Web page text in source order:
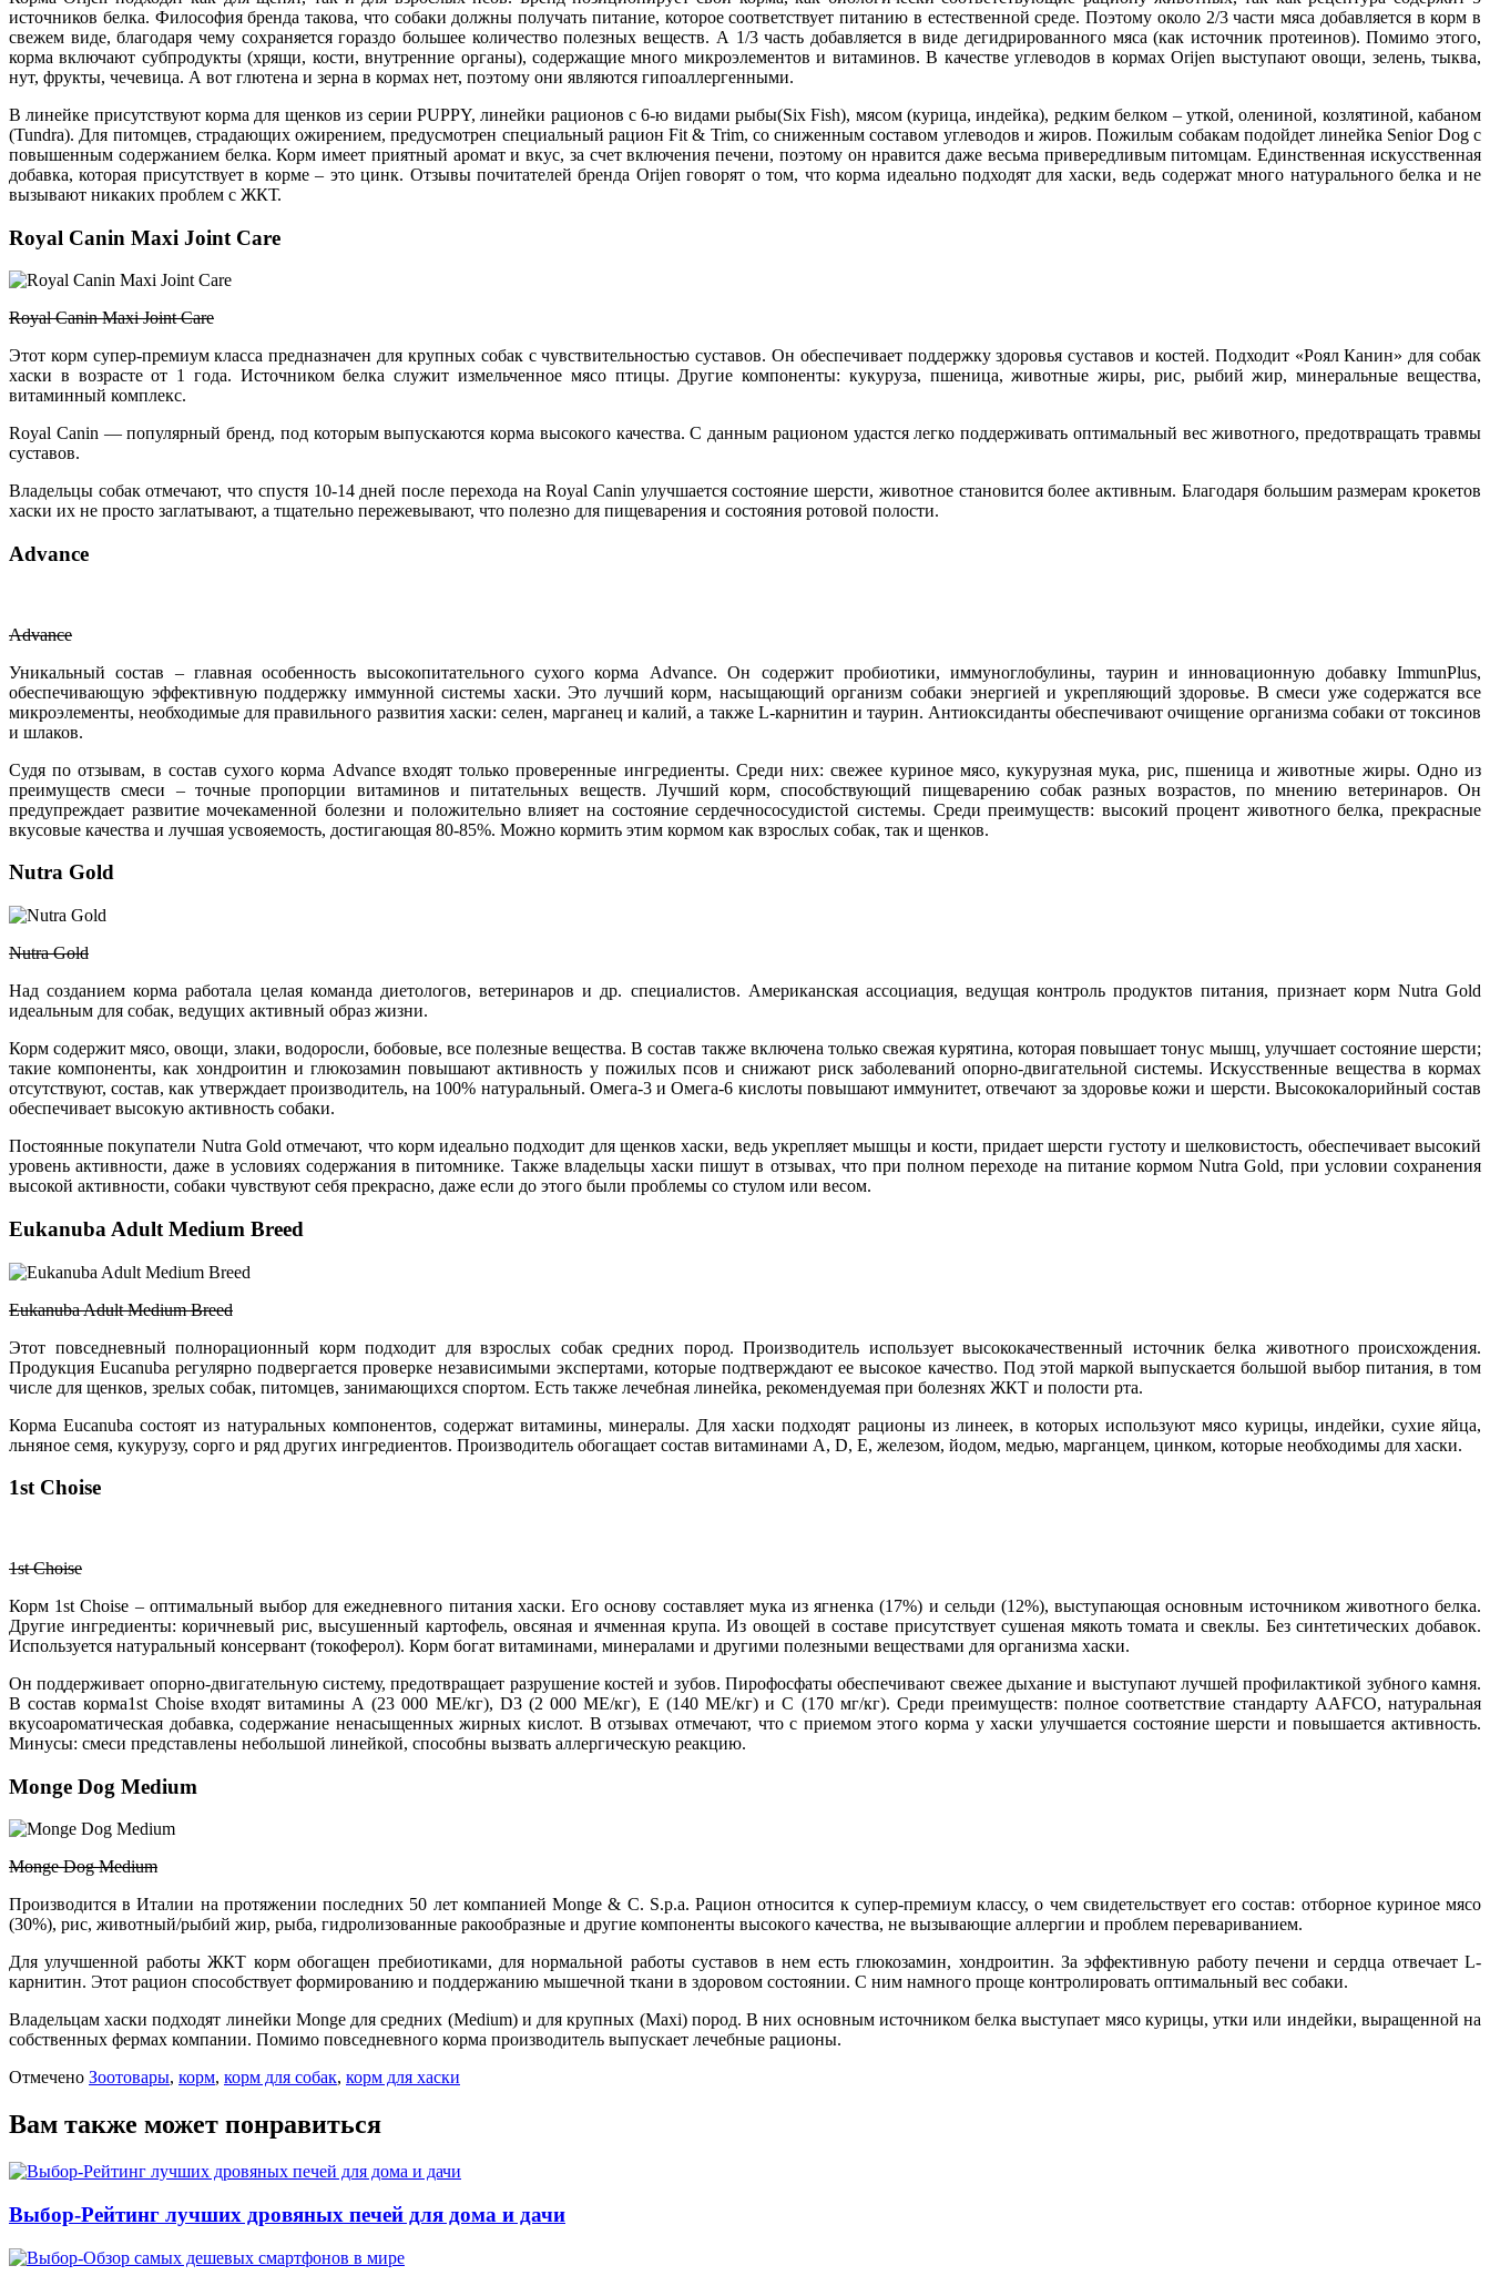
источников белка. Философия бренда такова, что собаки должны получать питание, которое соответствует питанию в естественной среде. Поэтому около 2/3 части мяса добавляется в корм в
свежем виде, благодаря чему сохраняется гораздо большее количество полезных веществ. А 1/3 часть добавляется в виде дегидрированного мяса (как источник протеинов). Помимо этого,
корма включают субпродукты (хрящи, кости, внутренние органы), содержащие много микроэлементов и витаминов. В качестве углеводов в кормах Orijen выступают овощи, зелень, тыква,
нут, фрукты, чечевица. А вот глютена и зерна в кормах нет, поэтому они являются гипоаллергенными.
В линейке присутствуют корма для щенков из серии PUPPY, линейки рационов с 6-ю видами рыбы(Six Fish), мясом (курица, индейка), редким белком – уткой, олениной, козлятиной, кабаном
(Tundra). Для питомцев, страдающих ожирением, предусмотрен специальный рацион Fit & Trim, со сниженным составом углеводов и жиров. Пожилым собакам подойдет линейка Senior Dog с
повышенным содержанием белка. Корм имеет приятный аромат и вкус, за счет включения печени, поэтому он нравится даже весьма привередливым питомцам. Единственная искусственная
добавка, которая присутствует в корме – это цинк. Отзывы почитателей бренда Orijen говорят о том, что корма идеально подходят для хаски, ведь содержат много натурального белка и не
вызывают никаких проблем с ЖКТ.
Royal Canin Maxi Joint Care
Royal Canin Maxi Joint Care
Этот корм супер-премиум класса предназначен для крупных собак с чувствительностью суставов. Он обеспечивает поддержку здоровья суставов и костей. Подходит «Роял Канин» для собак
хаски в возрасте от 1 года. Источником белка служит измельченное мясо птицы. Другие компоненты: кукуруза, пшеница, животные жиры, рис, рыбий жир, минеральные вещества,
витаминный комплекс.
Royal Canin — популярный бренд, под которым выпускаются корма высокого качества. С данным рационом удастся легко поддерживать оптимальный вес животного, предотвращать травмы
суставов.
Владельцы собак отмечают, что спустя 10-14 дней после перехода на Royal Canin улучшается состояние шерсти, животное становится более активным. Благодаря большим размерам крокетов
хаски их не просто заглатывают, а тщательно пережевывают, что полезно для пищеварения и состояния ротовой полости.
Advance
Advance
Уникальный состав – главная особенность высокопитательного сухого корма Advance. Он содержит пробиотики, иммуноглобулины, таурин и инновационную добавку ImmunPlus,
обеспечивающую эффективную поддержку иммунной системы хаски. Это лучший корм, насыщающий организм собаки энергией и укрепляющий здоровье. В смеси уже содержатся все
микроэлементы, необходимые для правильного развития хаски: селен, марганец и калий, а также L-карнитин и таурин. Антиоксиданты обеспечивают очищение организма собаки от токсинов
и шлаков.
Судя по отзывам, в состав сухого корма Advance входят только проверенные ингредиенты. Среди них: свежее куриное мясо, кукурузная мука, рис, пшеница и животные жиры. Одно из
преимуществ смеси – точные пропорции витаминов и питательных веществ. Лучший корм, способствующий пищеварению собак разных возрастов, по мнению ветеринаров. Он
предупреждает развитие мочекаменной болезни и положительно влияет на состояние сердечнососудистой системы. Среди преимуществ: высокий процент животного белка, прекрасные
вкусовые качества и лучшая усвояемость, достигающая 80-85%. Можно кормить этим кормом как взрослых собак, так и щенков.
Nutra Gold
Nutra Gold
Над созданием корма работала целая команда диетологов, ветеринаров и др. специалистов. Американская ассоциация, ведущая контроль продуктов питания, признает корм Nutra Gold
идеальным для собак, ведущих активный образ жизни.
Корм содержит мясо, овощи, злаки, водоросли, бобовые, все полезные вещества. В состав также включена только свежая курятина, которая повышает тонус мышц, улучшает состояние шерсти;
такие компоненты, как хондроитин и глюкозамин повышают активность у пожилых псов и снижают риск заболеваний опорно-двигательной системы. Искусственные вещества в кормах
отсутствуют, состав, как утверждает производитель, на 100% натуральный. Омега-3 и Омега-6 кислоты повышают иммунитет, отвечают за здоровье кожи и шерсти. Высококалорийный состав
обеспечивает высокую активность собаки.
Постоянные покупатели Nutra Gold отмечают, что корм идеально подходит для щенков хаски, ведь укрепляет мышцы и кости, придает шерсти густоту и шелковистость, обеспечивает высокий
уровень активности, даже в условиях содержания в питомнике. Также владельцы хаски пишут в отзывах, что при полном переходе на питание кормом Nutra Gold, при условии сохранения
высокой активности, собаки чувствуют себя прекрасно, даже если до этого были проблемы со стулом или весом.
Eukanuba Adult Medium Breed
Eukanuba Adult Medium Breed
Этот повседневный полнорационный корм подходит для взрослых собак средних пород. Производитель использует высококачественный источник белка животного происхождения.
Продукция Eucanuba регулярно подвергается проверке независимыми экспертами, которые подтверждают ее высокое качество. Под этой маркой выпускается большой выбор питания, в том
числе для щенков, зрелых собак, питомцев, занимающихся спортом. Есть также лечебная линейка, рекомендуемая при болезнях ЖКТ и полости рта.
Корма Eucanuba состоят из натуральных компонентов, содержат витамины, минералы. Для хаски подходят рационы из линеек, в которых используют мясо курицы, индейки, сухие яйца,
льняное семя, кукурузу, сорго и ряд других ингредиентов. Производитель обогащает состав витаминами А, D, Е, железом, йодом, медью, марганцем, цинком, которые необходимы для хаски.
1st Choise
1st Choise
Корм 1st Choise – оптимальный выбор для ежедневного питания хаски. Его основу составляет мука из ягненка (17%) и сельди (12%), выступающая основным источником животного белка.
Другие ингредиенты: коричневый рис, высушенный картофель, овсяная и ячменная крупа. Из овощей в составе присутствует сушеная мякоть томата и свеклы. Без синтетических добавок.
Используется натуральный консервант (токоферол). Корм богат витаминами, минералами и другими полезными веществами для организма хаски.
Он поддерживает опорно-двигательную систему, предотвращает разрушение костей и зубов. Пирофосфаты обеспечивают свежее дыхание и выступают лучшей профилактикой зубного камня.
В состав корма1st Choise входят витамины А (23 000 МЕ/кг), D3 (2 000 МЕ/кг), E (140 МЕ/кг) и C (170 мг/кг). Среди преимуществ: полное соответствие стандарту AAFCO, натуральная
вкусоароматическая добавка, содержание ненасыщенных жирных кислот. В отзывах отмечают, что с приемом этого корма у хаски улучшается состояние шерсти и повышается активность.
Минусы: смеси представлены небольшой линейкой, способны вызвать аллергическую реакцию.
Monge Dog Medium
Monge Dog Medium
Производится в Италии на протяжении последних 50 лет компанией Monge & C. S.p.a. Рацион относится к супер-премиум классу, о чем свидетельствует его состав: отборное куриное мясо
(30%), рис, животный/рыбий жир, рыба, гидролизованные ракообразные и другие компоненты высокого качества, не вызывающие аллергии и проблем перевариванием.
Для улучшенной работы ЖКТ корм обогащен пребиотиками, для нормальной работы суставов в нем есть глюкозамин, хондроитин. За эффективную работу печени и сердца отвечает L-
карнитин. Этот рацион способствует формированию и поддержанию мышечной ткани в здоровом состоянии. С ним намного проще контролировать оптимальный вес собаки.
Владельцам хаски подходят линейки Monge для средних (Medium) и для крупных (Maxi) пород. В них основным источником белка выступает мясо курицы, утки или индейки, выращенной на
собственных фермах компании. Помимо повседневного корма производитель выпускает лечебные рационы.
Отмечено Зоотовары, корм, корм для собак, корм для хаски
Вам также может понравиться
Выбор-Рейтинг лучших дровяных печей для дома и дачи